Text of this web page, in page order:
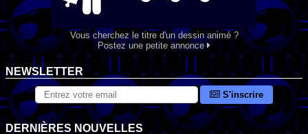
Vous cherchez le titre d'un dessin animé ?
Postez une petite annonce
NEWSLETTER
S'inscrire
DERNIÈRES NOUVELLES